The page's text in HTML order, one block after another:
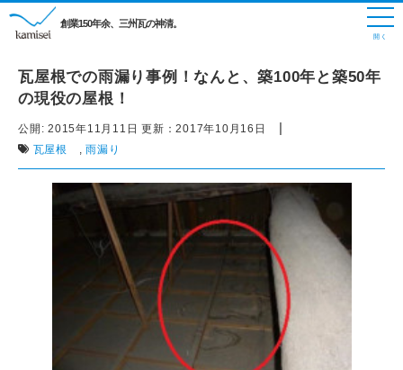
創業150年余、三州瓦の神清。
瓦屋根での雨漏り事例！なんと、築100年と築50年
の現役の屋根！
公開: 2015年11月11日 更新：2017年10月16日 |
瓦屋根 , 雨漏り